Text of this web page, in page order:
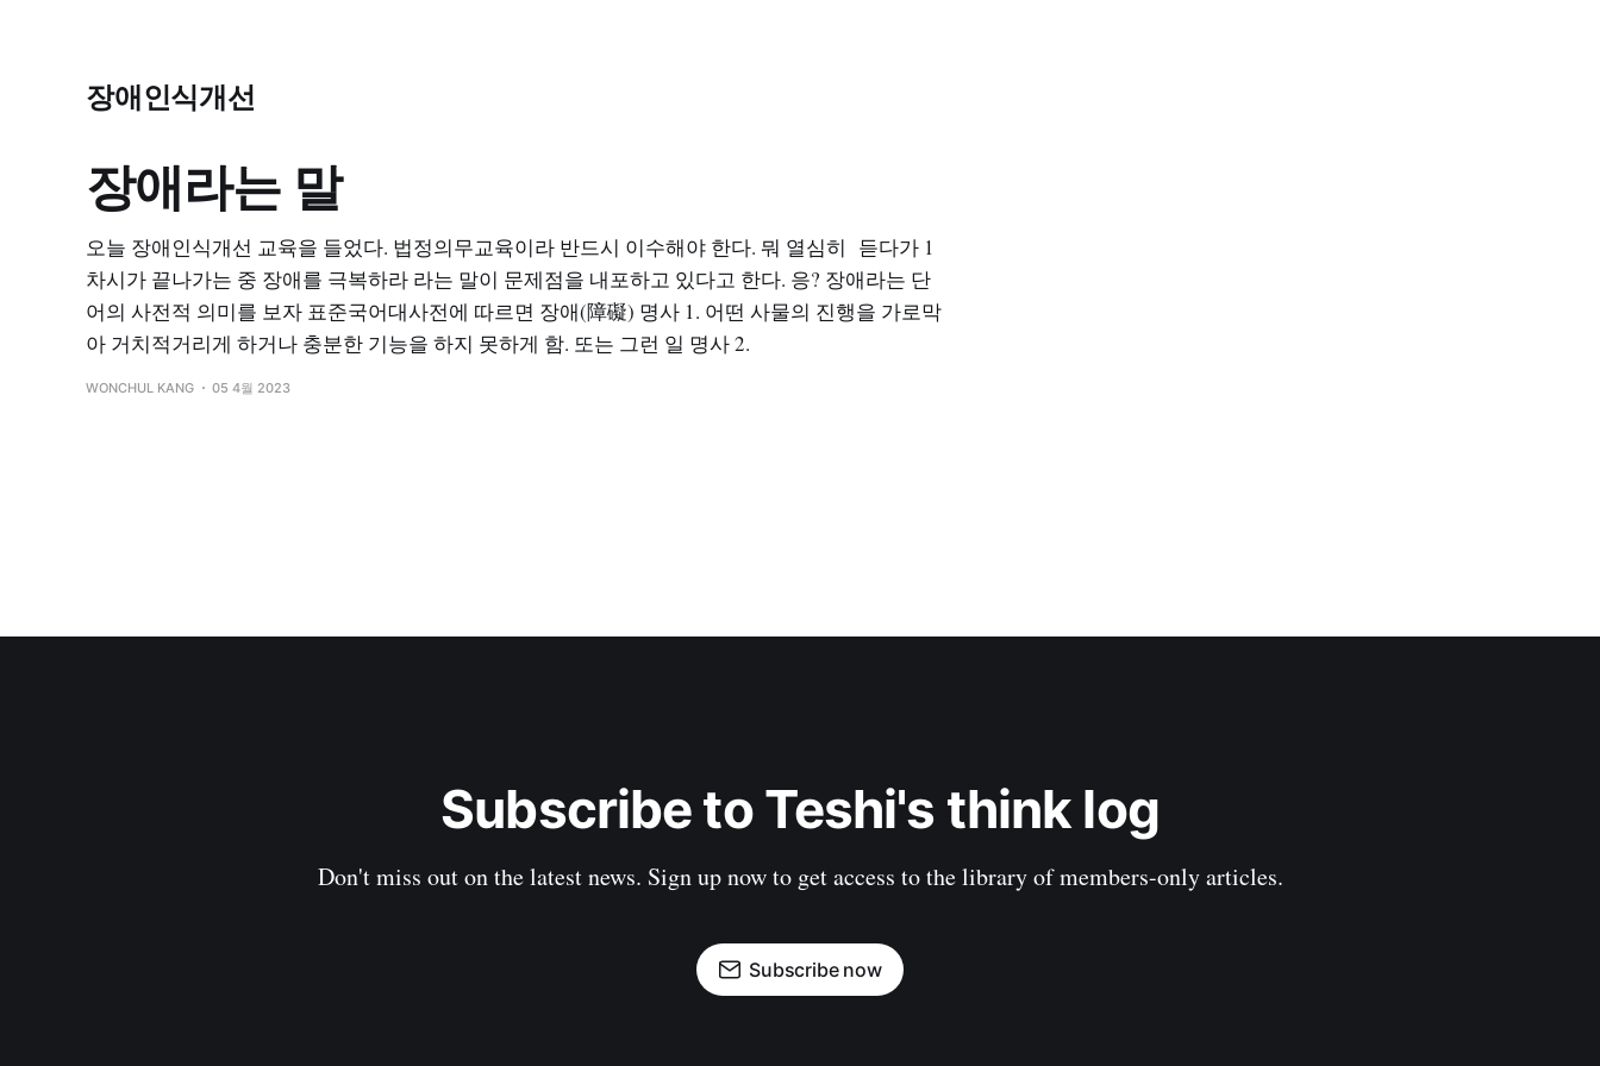
장애인식개선
장애라는 말
오늘 장애인식개선 교육을 들었다. 법정의무교육이라 반드시 이수해야 한다. 뭐 열심히 듣다가 1
차시가 끝나가는 중 장애를 극복하라 라는 말이 문제점을 내포하고 있다고 한다. 응? 장애라는 단
어의 사전적 의미를 보자 표준국어대사전에 따르면 장애(障礙) 명사 1. 어떤 사물의 진행을 가로막
아 거치적거리게 하거나 충분한 기능을 하지 못하게 함. 또는 그런 일 명사 2.
WONCHUL KANG 05 4월 2023
Subscribe to Teshi's think log
Don't miss out on the latest news. Sign up now to get access to the library of members-only articles.
Subscribe now